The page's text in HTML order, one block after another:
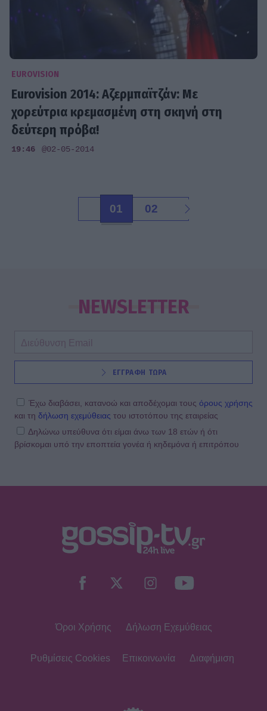
EUROVISION
Eurovision 2014: Αζερμπαϊτζάν: Με
χορεύτρια κρεμασμένη στη σκηνή στη
δεύτερη πρόβα!
19:46 @02-05-2014
01 02
NEWSLETTER
ΕΓΓΡΑΦΗ ΤΩΡΑ
Έχω διαβάσει, κατανοώ και αποδέχομαι τους όρους χρήσης
και τη δήλωση εχεμύθειας του ιστοτόπου της εταιρείας
Δηλώνω υπεύθυνα ότι είμαι άνω των 18 ετών ή ότι
βρίσκομαι υπό την εποπτεία γονέα ή κηδεμόνα ή επιτρόπου
Όροι Χρήσης Δήλωση Εχεμύθειας
Ρυθμίσεις Cookies Επικοινωνία Διαφήμιση